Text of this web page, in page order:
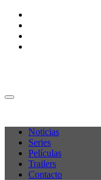
contenido
Noticias
Series
Películas
Trailers
Contacto